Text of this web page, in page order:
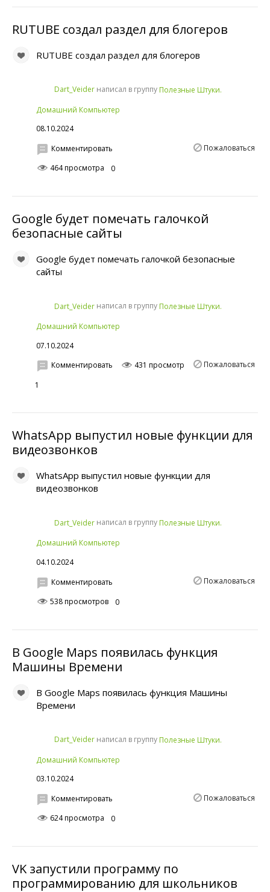
RUTUBE создал раздел для блогеров
RUTUBE создал раздел для блогеров
Dart_Veider написал в группу Полезные Штуки.
Домашний Компьютер
08.10.2024
Пожаловаться
Комментировать
464 просмотра
0
Google будет помечать галочкой
безопасные сайты
Google будет помечать галочкой безопасные
сайты
Dart_Veider написал в группу Полезные Штуки.
Домашний Компьютер
07.10.2024
Пожаловаться
Комментировать
431 просмотр
1
WhatsApp выпустил новые функции для
видеозвонков
WhatsApp выпустил новые функции для
видеозвонков
Dart_Veider написал в группу Полезные Штуки.
Домашний Компьютер
04.10.2024
Пожаловаться
Комментировать
538 просмотров
0
В Google Maps появилась функция
Машины Времени
В Google Maps появилась функция Машины
Времени
Dart_Veider написал в группу Полезные Штуки.
Домашний Компьютер
03.10.2024
Пожаловаться
Комментировать
624 просмотра
0
VK запустили программу по
программированию для школьников